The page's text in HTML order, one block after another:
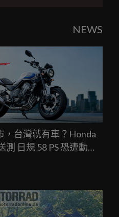
NEWS
，台灣就有車？Honda
測 日規 58 PS 恐遭動力